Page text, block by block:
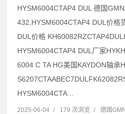
HYSM6004CTAP4 DUL 德国
432,HYSM6004CTAP4 DUL价格
DUL价格
HYSM6004CTAP4 DUL厂家
6004 C TA HG美国KAYDON轴承
HYSM6004CTA...
2025-06-04 / 179 次浏览 / 德国